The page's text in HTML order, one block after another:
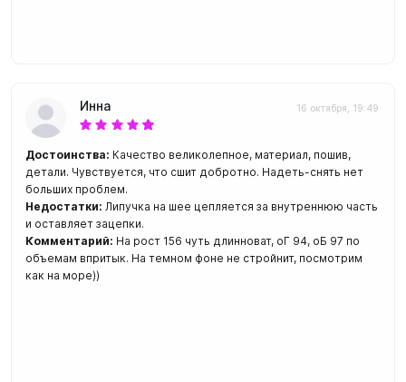
Инна 16 октября, 19:49
Достоинства: Качество великолепное, материал, пошив,
детали. Чувствуется, что сшит добротно. Надеть-снять нет
больших проблем.
Недостатки: Липучка на шее цепляется за внутреннюю часть
и оставляет зацепки.
Комментарий: На рост 156 чуть длинноват, оГ 94, оБ 97 по
объемам впритык. На темном фоне не стройнит, посмотрим
как на море))